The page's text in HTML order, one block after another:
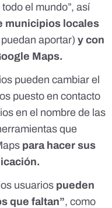
el mundo”, así
municipios locales
aportar) y con
Maps.
pueden cambiar el
puesto en contacto
en el nombre de las
que
para hacer sus
usuarios pueden
que faltan”, como